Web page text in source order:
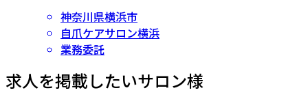
神奈川県横浜市
自爪ケアサロン横浜
業務委託
求人を掲載したいサロン様